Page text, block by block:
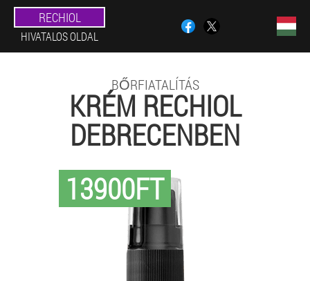
RECHIOL
HIVATALOS OLDAL
BŐRFIATALÍTÁS
KRÉM RECHIOL
DEBRECENBEN
13900FT